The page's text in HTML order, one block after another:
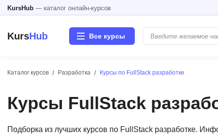
KursHub — каталог онлайн-курсов
KursHub Все курсы
Каталог курсов Разработка Курсы по FullStack разработке
Курсы FullStack
Подборка из лучших курсов по FullStack разработке.
Разработка
Маркетинг
Дизайн